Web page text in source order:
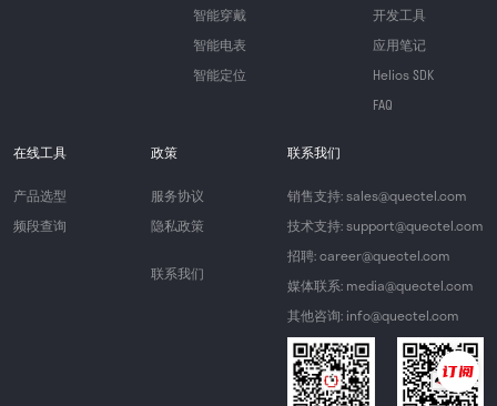
智能穿戴
智能电表
智能定位
开发工具
应用笔记
Helios SDK
FAQ
在线工具
产品选型
频段查询
政策
服务协议
隐私政策
联系我们
联系我们
销售支持: sales@quectel.com
技术支持: support@quectel.com
招聘: career@quectel.com
媒体联系: media@quectel.com
其他咨询: info@quectel.com